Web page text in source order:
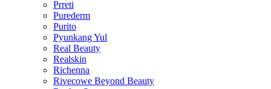
Prreti
Purederm
Purito
Pyunkang Yul
Real Beauty
Realskin
Richenna
Rivecowe Beyond Beauty